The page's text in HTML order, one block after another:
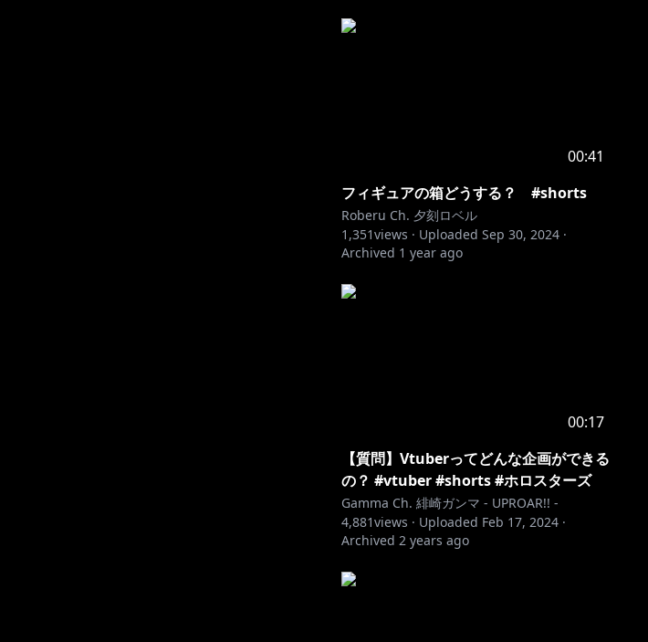
00:41
フィギュアの箱どうする？ #shorts
Roberu Ch. 夕刻ロベル
1,351views · Uploaded Sep 30, 2024 ·
Archived 1 year ago
00:17
【質問】Vtuberってどんな企画ができる
の？ #vtuber #shorts #ホロスターズ
Gamma Ch. 緋崎ガンマ - UPROAR!! -
4,881views · Uploaded Feb 17, 2024 ·
Archived 2 years ago